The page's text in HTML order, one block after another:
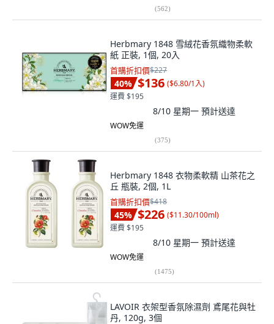
(562)
Herbmary 1848 雪絨花香氛織物柔軟
紙 正裝, 1個, 20入
首購折扣價$227
40% $136 ($6.80/1入)
運費 $195
8/10 星期一 預計送達
WOW免運
(375)
Herbmary 1848 衣物柔軟精 山茶花之
丘 瓶裝, 2個, 1L
首購折扣價$418
45% $226 ($11.30/100ml)
運費 $195
8/10 星期一 預計送達
WOW免運
(1475)
LAVOIR 衣架型香氛除濕劑 鳶尾花與牡
丹, 120g, 3個